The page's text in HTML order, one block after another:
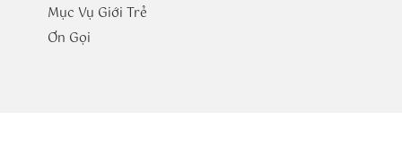
Mục Vụ Giới Trẻ
​Ơn Gọi